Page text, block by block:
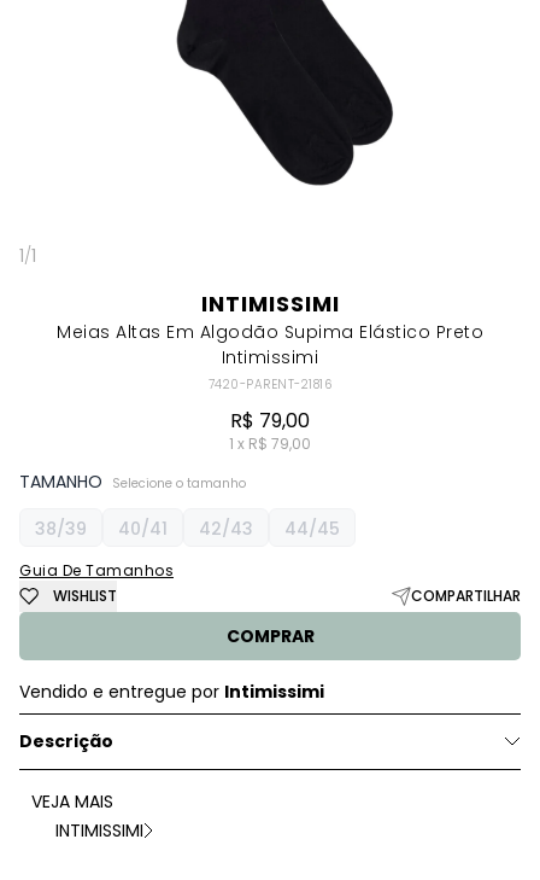
1/1
INTIMISSIMI
Meias Altas Em Algodão Supima Elástico Preto
Intimissimi
7420-PARENT-21816
R$ 79,00
1 x R$ 79,00
TAMANHO Selecione o tamanho
38/39 40/41 42/43 44/45
COMPRAR
WISHLIST COMPARTILHAR
Guia De Tamanhos
Vendido e entregue por Intimissimi
Descrição
VEJA MAIS
INTIMISSIMI